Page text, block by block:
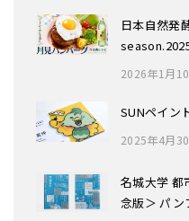
日本自然発
2026年1月
SUNペイン
2025年4月
名城大学 都
念版＞ パン